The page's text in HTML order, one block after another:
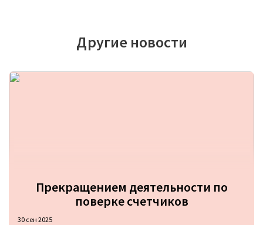
Другие новости
Прекращением деятельности по
поверке счетчиков
30 сен 2025